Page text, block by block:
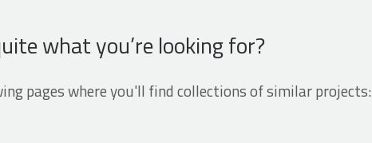
what you’re looking for?
pages where you'll find collections of similar projects: